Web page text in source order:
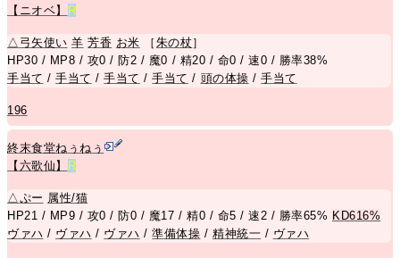
【ニオベ】
R
△ 弓矢使い 羊 芳香 お米 ［ 朱の杖］
HP30 / MP8 / 攻0 / 防2 / 魔0 / 精20 / 命0 / 速0 / 勝率38%
手当て /手当て /手当て /手当て / 頭の体操 /手当て
196
終末食堂ねぅねぅ
【六歌仙】
R
△ぷー 属性/猫
HP21 / MP9 / 攻0 / 防0 / 魔17 / 精0 / 命5 / 速2 / 勝率65% KD616%
ヴァハ / ヴァハ / ヴァハ /準備体操 /精神統一 / ヴァハ